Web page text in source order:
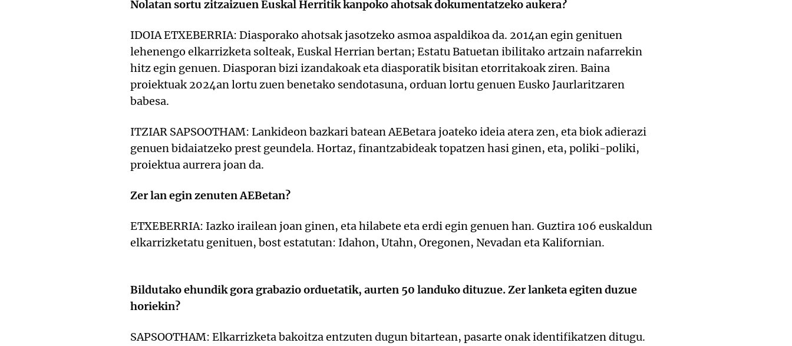
Nolatan sortu zitzaizuen Euskal Herritik kanpoko ahotsak dokumentatzeko aukera?
IDOIA ETXEBERRIA: Diasporako ahotsak jasotzeko asmoa aspaldikoa da. 2014an egin genituen
lehenengo elkarrizketa solteak, Euskal Herrian bertan; Estatu Batuetan ibilitako artzain nafarrekin
hitz egin genuen. Diasporan bizi izandakoak eta diasporatik bisitan etorritakoak ziren. Baina
proiektuak 2024an lortu zuen benetako sendotasuna, orduan lortu genuen Eusko Jaurlaritzaren
babesa.
ITZIAR SAPSOOTHAM: Lankideon bazkari batean AEBetara joateko ideia atera zen, eta biok adierazi
genuen bidaiatzeko prest geundela. Hortaz, finantzabideak topatzen hasi ginen, eta, poliki-poliki,
proiektua aurrera joan da.
Zer lan egin zenuten AEBetan?
ETXEBERRIA: Iazko irailean joan ginen, eta hilabete eta erdi egin genuen han. Guztira 106 euskaldun
elkarrizketatu genituen, bost estatutan: Idahon, Utahn, Oregonen, Nevadan eta Kalifornian.
Bildutako ehundik gora grabazio orduetatik, aurten 50 landuko dituzue. Zer lanketa egiten duzue
horiekin?
SAPSOOTHAM: Elkarrizketa bakoitza entzuten dugun bitartean, pasarte onak identifikatzen ditugu.